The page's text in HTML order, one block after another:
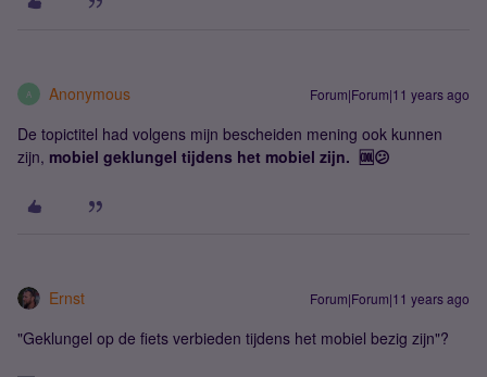
A Anonymous Forum|Forum|11 years ago
De topictitel had volgens mijn bescheiden mening ook kunnen
zijn, mobiel geklungel tijdens het mobiel zijn. 🆒😕
Ernst Forum|Forum|11 years ago
"Geklungel op de fiets verbieden tijdens het mobiel bezig zijn"?